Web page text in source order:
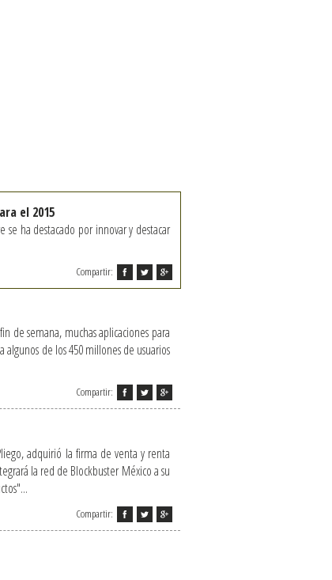
el 2015
se ha destacado por innovar y destacar
Compartir:
de semana, muchas aplicaciones para
algunos de los 450 millones de usuarios
Compartir:
adquirió la firma de venta y renta
la red de Blockbuster México a su
Compartir: